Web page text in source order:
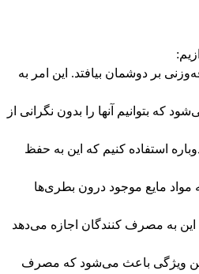
بر دوشمان بیافتد. این امر به
که بتوانیم آنها را بدون نگرانی از
استفاده کنیم که این به حفظ
مایع موجود درون بطری‌ها
این به مصرف کنندگان اجازه می‌دهد
این ویژگی باعث می‌شود که مصرف